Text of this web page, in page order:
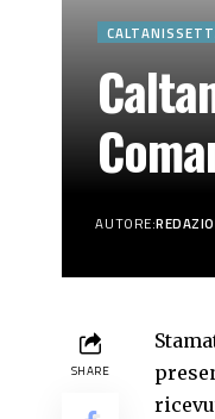
AUTORE:
SHARE